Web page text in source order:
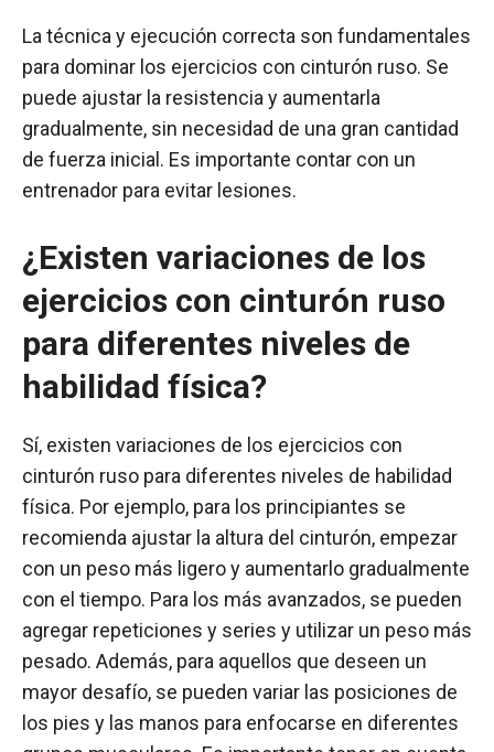
La técnica y ejecución correcta son fundamentales
para dominar los ejercicios con cinturón ruso. Se
puede ajustar la resistencia y aumentarla
gradualmente, sin necesidad de una gran cantidad
de fuerza inicial. Es importante contar con un
entrenador para evitar lesiones.
¿Existen variaciones de los
ejercicios con cinturón ruso
para diferentes niveles de
habilidad física?
Sí, existen variaciones de los ejercicios con
cinturón ruso para diferentes niveles de habilidad
física. Por ejemplo, para los principiantes se
recomienda ajustar la altura del cinturón, empezar
con un peso más ligero y aumentarlo gradualmente
con el tiempo. Para los más avanzados, se pueden
agregar repeticiones y series y utilizar un peso más
pesado. Además, para aquellos que deseen un
mayor desafío, se pueden variar las posiciones de
los pies y las manos para enfocarse en diferentes